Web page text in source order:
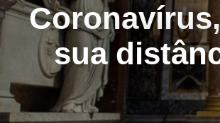
sua